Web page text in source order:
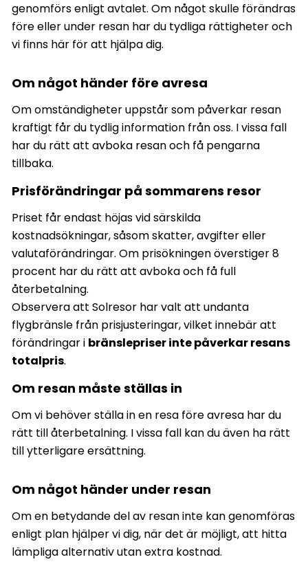
genomförs enligt avtalet. Om något skulle förändras
före eller under resan har du tydliga rättigheter och
vi finns här för att hjälpa dig.
Om något händer före avresa
Om omständigheter uppstår som påverkar resan
kraftigt får du tydlig information från oss. I vissa fall
har du rätt att avboka resan och få pengarna
tillbaka.
Prisförändringar på sommarens resor
Priset får endast höjas vid särskilda
kostnadsökningar, såsom skatter, avgifter eller
valutaförändringar. Om prisökningen överstiger 8
procent har du rätt att avboka och få full
återbetalning.
Observera att Solresor har valt att undanta
flygbränsle från prisjusteringar, vilket innebär att
förändringar i bränslepriser inte påverkar resans
totalpris.
Om resan måste ställas in
Om vi behöver ställa in en resa före avresa har du
rätt till återbetalning. I vissa fall kan du även ha rätt
till ytterligare ersättning.
Om något händer under resan
Om en betydande del av resan inte kan genomföras
enligt plan hjälper vi dig, när det är möjligt, att hitta
lämpliga alternativ utan extra kostnad.